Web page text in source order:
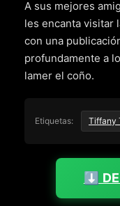
A sus mejores
les encanta visitar
con una
profundamente a
lamer el coño.
Etiquetas: Tiffany
⬇️